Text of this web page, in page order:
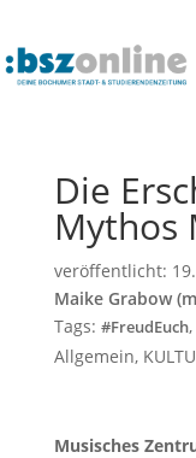
Die
Mythos
veröffentlicht:
Maike Grabow
Tags: #FreudEuch,
Allgemein,
Musisches